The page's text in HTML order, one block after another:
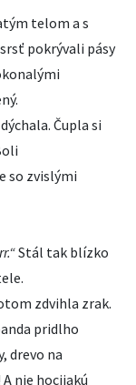
telom a s
pokrývali pásy
Čupla si
so zvislými
Stál tak blízko
zdvihla zrak.
pridlho
drevo na
nie hocijakú